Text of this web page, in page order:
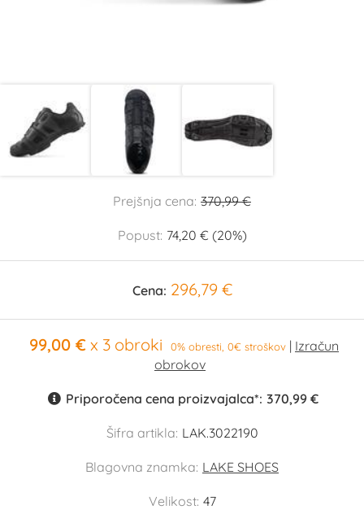
Prejšnja cena: 370,99 €
Popust: 74,20 € (20%)
Cena: 296,79 €
99,00 € x 3 obroki 0% obresti, 0€ stroškov
Priporočena cena proizvajalca*: 370,99 €
Šifra artikla: LAK.3022190
Blagovna znamka: LAKE SHOES
Velikost: 47